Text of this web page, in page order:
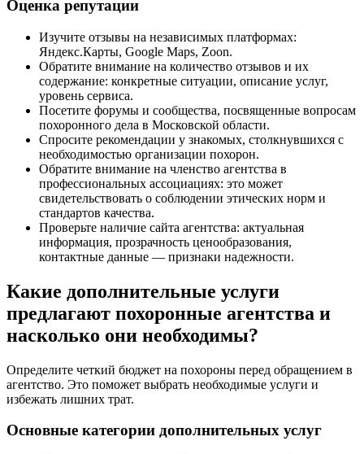
Оценка репутации
Изучите отзывы на независимых платформах:
Яндекс.Карты, Google Maps, Zoon.
Обратите внимание на количество отзывов и их
содержание: конкретные ситуации, описание услуг,
уровень сервиса.
Посетите форумы и сообщества, посвященные вопросам
похоронного дела в Московской области.
Спросите рекомендации у знакомых, столкнувшихся с
необходимостью организации похорон.
Обратите внимание на членство агентства в
профессиональных ассоциациях: это может
свидетельствовать о соблюдении этических норм и
стандартов качества.
Проверьте наличие сайта агентства: актуальная
информация, прозрачность ценообразования,
контактные данные — признаки надежности.
Какие дополнительные услуги
предлагают похоронные агентства и
насколько они необходимы?
Определите четкий бюджет на похороны перед обращением в
агентство. Это поможет выбрать необходимые услуги и
избежать лишних трат.
Основные категории дополнительных услуг